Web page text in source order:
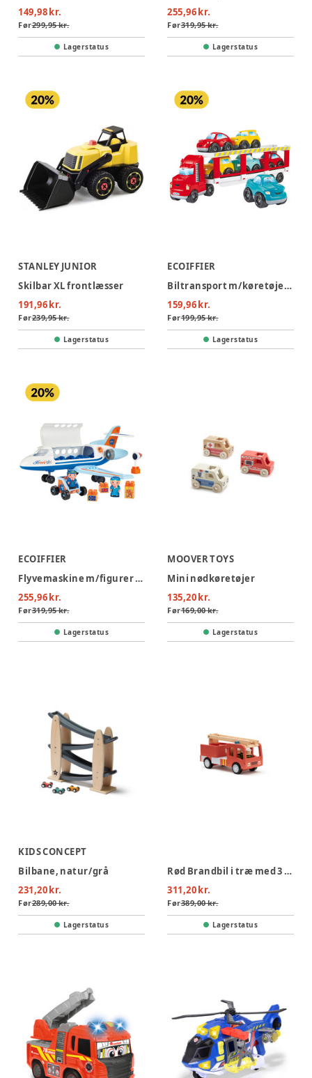
149,98 kr.
Før299,95 kr.
Lagerstatus
255,96 kr.
Før319,95 kr.
Lagerstatus
STANLEY JUNIOR
Skilbar XL frontlæsser
191,96 kr.
Før239,95 kr.
Lagerstatus
ECOIFFIER
Biltransport m/køretøjer 7stk
159,96 kr.
Før199,95 kr.
Lagerstatus
ECOIFFIER
Flyvemaskine m/figurer og tilbehør
255,96 kr.
Før319,95 kr.
Lagerstatus
MOOVER TOYS
Mini nødkøretøjer
135,20 kr.
Før169,00 kr.
Lagerstatus
KIDS CONCEPT
Bilbane, natur/grå
231,20 kr.
Før289,00 kr.
Lagerstatus
Rød Brandbil i træ med 3 brandmænd
311,20 kr.
Før389,00 kr.
Lagerstatus